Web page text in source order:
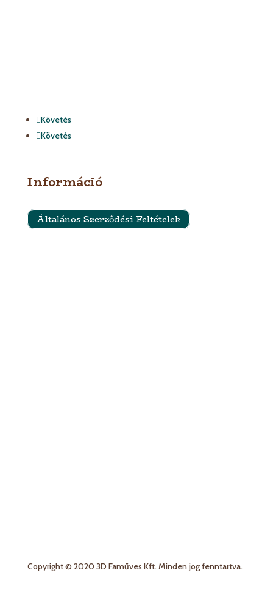
Követés
Követés
Információ
Általános Szerződési Feltételek
Copyright © 2020 3D Faműves Kft. Minden jog fenntartva.